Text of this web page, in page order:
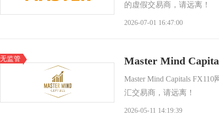
的虚假交易商，请远离！
2026-07-01 16:47:00
无监管 Master Mind
Master Mind Capitals
汇交易商，请远离！
2026-05-11 14:19:39